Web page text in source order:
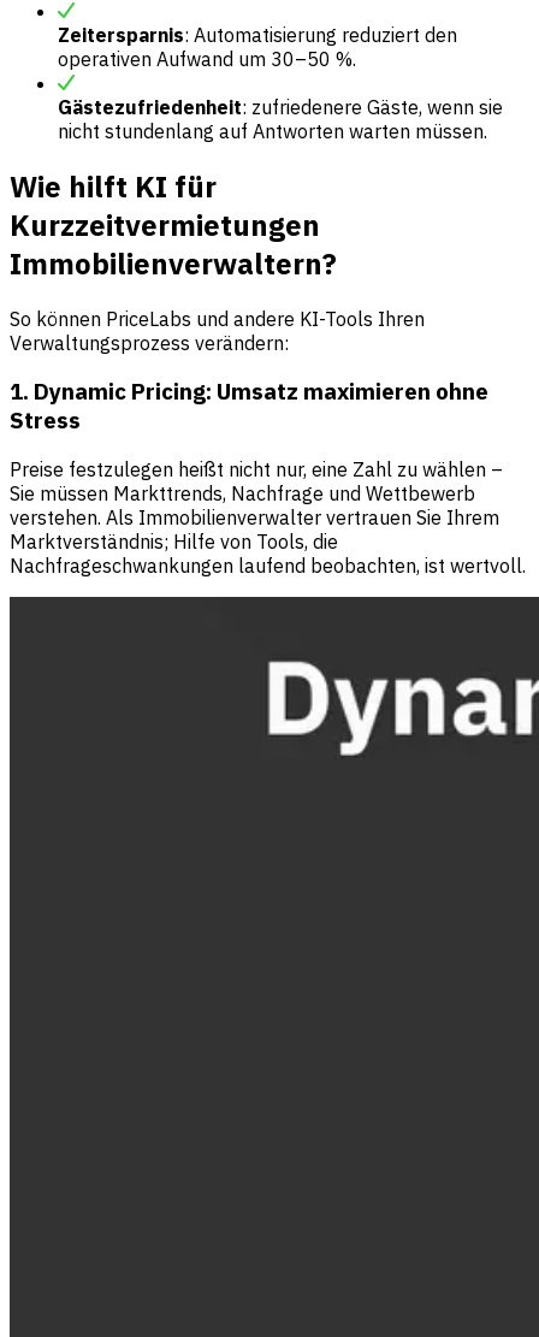
Zeitersparnis: Automatisierung reduziert den
operativen Aufwand um 30–50 %.
Gästezufriedenheit: zufriedenere Gäste, wenn sie
nicht stundenlang auf Antworten warten müssen.
Wie hilft KI für
Kurzzeitvermietungen
Immobilienverwaltern?
So können PriceLabs und andere KI-Tools Ihren
Verwaltungsprozess verändern:
1. Dynamic Pricing: Umsatz maximieren ohne
Stress
Preise festzulegen heißt nicht nur, eine Zahl zu wählen –
Sie müssen Markttrends, Nachfrage und Wettbewerb
verstehen. Als Immobilienverwalter vertrauen Sie Ihrem
Marktverständnis; Hilfe von Tools, die
Nachfrageschwankungen laufend beobachten, ist wertvoll.